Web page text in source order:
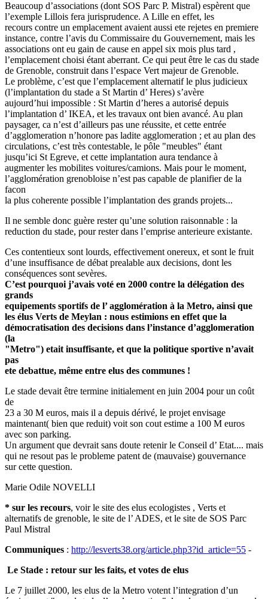
Beaucoup d’associations (dont SOS Parc P. Mistral) espèrent que
l’exemple Lillois fera jurisprudence. A Lille en effet, les
recours contre un emplacement avaient aussi ete rejetes en premiere
instance, contre l’avis du Commissaire du Gouvernement, mais les
associations ont eu gain de cause en appel six mois plus tard ,
l’emplacement choisi étant aberrant. Ce qui peut être le cas du stade
de Grenoble, construit dans l’espace Vert majeur de Grenoble.
Le problème, c’est que l’emplacement alternatif le plus judicieux
(l’implantation du stade a St Martin d’ Heres) s’avère
aujourd’hui impossible : St Martin d’heres a autorisé depuis
l’implantation d’ IKEA, et les travaux ont bien avancé. Au plan
paysager, ca n’est d’ailleurs pas une réussite, et cette entrée
d’agglomeration n’honore pas ladite agglomeration ; et au plan des
circulations, c’est très contestable, le pôle "meubles" étant
jusqu’ici St Egreve, et cette implantation aura tendance à
augmenter les mobilites voitures/camions. Mais pour le moment,
l’agglomération grenobloise n’est pas capable de planifier de la
facon
la plus coherente possible l’implantation des grands projets...
Il ne semble donc guère rester qu’une solution raisonnable : la
reduction du stade, pour rester dans l’emprise anterieure existante.
Ces contentieux sont lourds, effectivement onereux, et sont le fruit
d’une insuffisance de débat prealable aux decisions, dont les
conséquences sont sevères.
C’est pourquoi j’avais voté en 2000 contre la délégation des
grands
equipements sportifs de l’ agglomération à la Metro, ainsi que
les élus Verts de Meylan : nous estimions en effet que la
démocratisation des decisions dans l’instance d’agglomeration
(la
"Metro") etait insuffisante, et que la politique sportive n’avait
pas
ete debattue, même entre elus des communes !
Le stade devait être termine initialement en juin 2004 pour un coût
de
23 a 30 M euros, mais il a depuis dérivé, le projet envisage
maintenant( bien que reduit) voit son cout estime a 100 M euros
avec son parking.
Un argument que devrait sans doute retenir le Conseil d’ Etat.... mais
qui ne resout pas le probleme patent de (mauvaise) gouvernance
sur cette question.
Marie Odile NOVELLI
* sur les recours, voir le site des elus ecologistes , Verts et
alternatifs de grenoble, le site de l’ ADES, et le site de SOS Parc
Paul Mistral
Communiques : http://lesverts38.org/article.php3?id_article=55 -
Le Stade : retour sur les faits, et votes de elus
Le 7 juillet 2000, les elus de la Metro votent l’integration d’un